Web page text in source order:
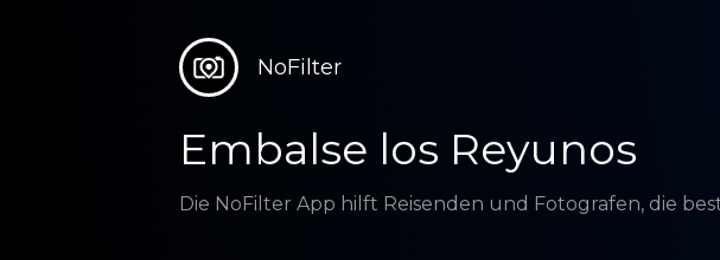
NoFilter
Embalse los Reyunos
Die NoFilter App hilft Reisenden und Fotografen, die